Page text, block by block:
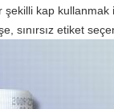
kap kullanmak
sınırsız etiket